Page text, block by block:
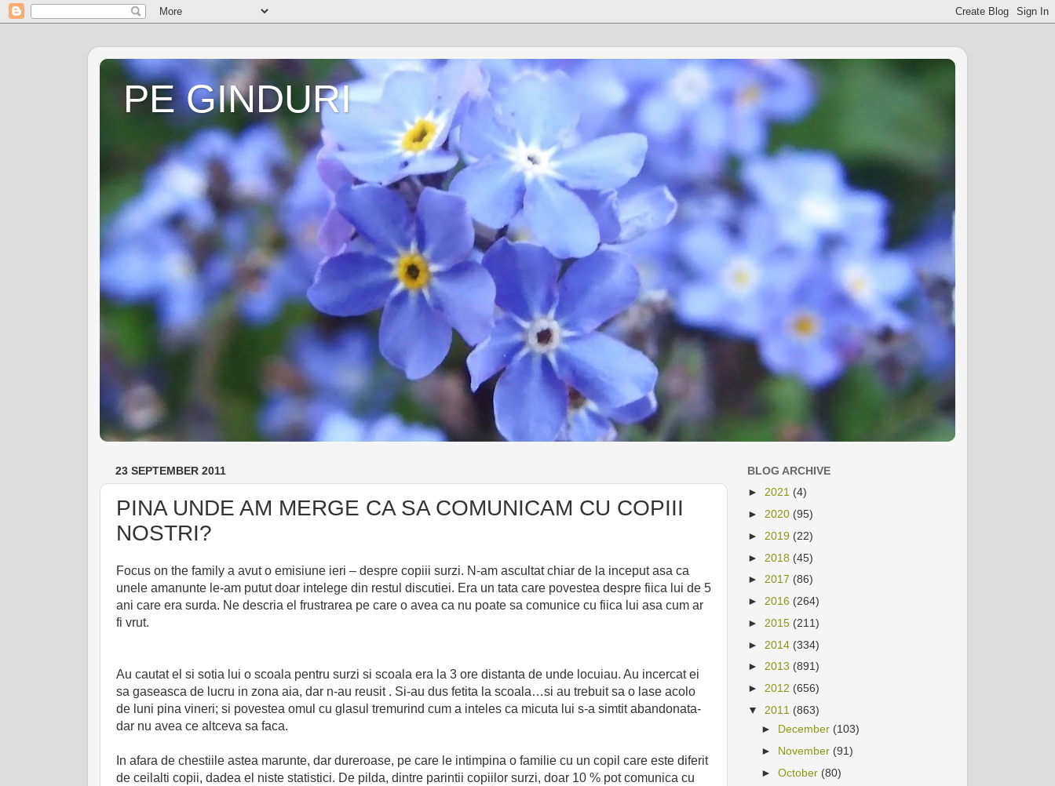
PE GINDURI
23 SEPTEMBER 2011
PINA UNDE AM MERGE CA SA COMUNICAM CU COPIII
NOSTRI?
Focus on the family a avut o emisiune ieri – despre copiii surzi. N-am ascultat chiar de la inceput asa ca
unele amanunte le-am putut doar intelege din restul discutiei. Era un tata care povestea despre fiica lui de 5
ani care era surda. Ne descria el frustrarea pe care o avea ca nu poate sa comunice cu fiica lui asa cum ar
fi vrut.
Au cautat el si sotia lui o scoala pentru surzi si scoala era la 3 ore distanta de unde locuiau. Au incercat ei
sa gaseasca de lucru in zona aia, dar n-au reusit . Si-au dus fetita la scoala…si au trebuit sa o lase acolo
de luni pina vineri; si povestea omul cu glasul tremurind cum a inteles ca micuta lui s-a simtit abandonata-
dar nu avea ce altceva sa faca.
In afara de chestiile astea marunte, dar dureroase, pe care le intimpina o familie cu un copil care este diferit
de ceilalti copii, dadea el niste statistici. De pilda, dintre parintii copiilor surzi, doar 10 % pot comunica cu
BLOG ARCHIVE
► 2021 (4)
► 2020 (95)
► 2019 (22)
► 2018 (45)
► 2017 (86)
► 2016 (264)
► 2015 (211)
► 2014 (334)
► 2013 (891)
► 2012 (656)
▼ 2011 (863)
► December (103)
► November (91)
►October (80)